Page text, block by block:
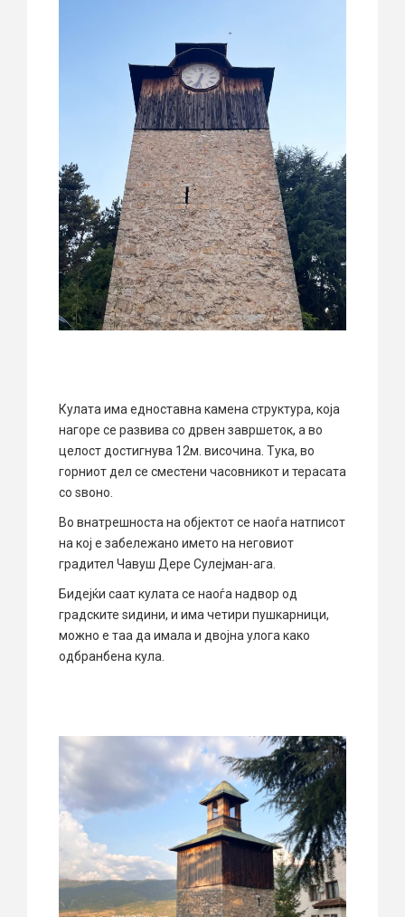
Кулата има едноставна камена структура, која
нагоре се развива со дрвен завршеток, а во
целост достигнува 12м. височина. Тука, во
горниот дел се сместени часовникот и терасата
со ѕвоно.
Во внатрешноста на објектот се наоѓа натписот
на кој е забележано името на неговиот
градител Чавуш Дере Сулејман-ага.
Бидејќи саат кулата се наоѓа надвор од
градските ѕидини, и има четири пушкарници,
можно е таа да имала и двојна улога како
одбранбена кула.